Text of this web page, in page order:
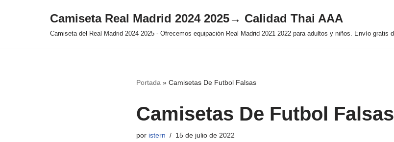
Camiseta Real Madrid 2024 2025→ Calidad Thai AAA
Camiseta del Real Madrid 2024 2025 - Ofrecemos equipación Real Madrid 2021 2022 para adultos y niños. Envío gratis
Portada » Camisetas De Futbol Falsas
Camisetas De Futbol Falsas
por istern 15 de julio de 2022